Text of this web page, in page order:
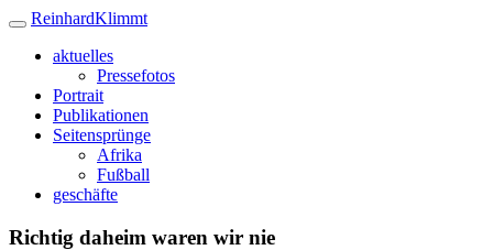
ReinhardKlimmt
aktuelles
Pressefotos
Portrait
Publikationen
Seitensprünge
Afrika
Fußball
geschäfte
Richtig daheim waren wir nie